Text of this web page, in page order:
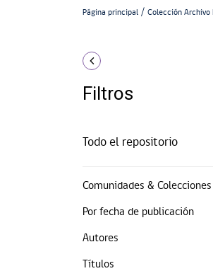
Página principal Colección Archivo
Filtros
Todo el repositorio
Comunidades & Colecciones
Por fecha de publicación
Autores
Títulos